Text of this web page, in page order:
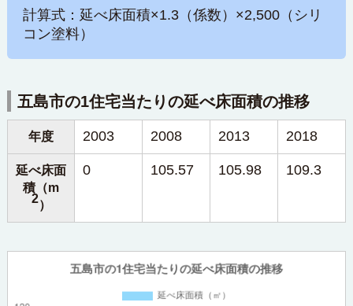
計算式：延べ床面積×1.3（係数）×2,500（シリ
コン塗料）
五島市の1住宅当たりの延べ床面積の推移
年度 2003 2008 2013 2018
延べ床面
積（m
2）
0 105.57 105.98 109.3